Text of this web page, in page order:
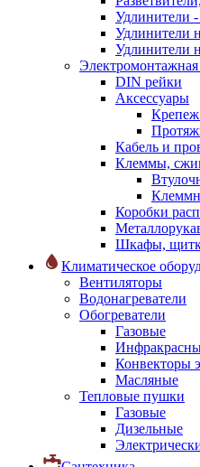
Удлинители
Удлинители
Удлинители
DIN рейки
Аксессуары
Крепеж
Кабель и
Клеммы,
Коробки
Шкафы,
Климатическое
Вентиляторы
Водонагреватели
Обогреватели
Газовые
Конвекторы
Масляные
Тепловые пушки
Газовые
Дизельные